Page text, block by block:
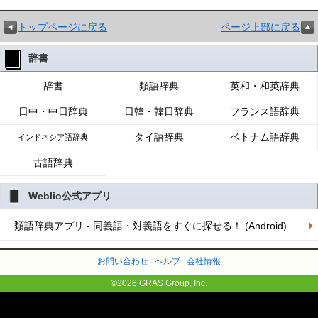
トップページに戻る ページ上部に戻る
辞書
辞書 類語辞典 英和・和英辞典
日中・中日辞典 日韓・韓日辞典 フランス語辞典
インドネシア語辞典 タイ語辞典 ベトナム語辞典
古語辞典
Weblio公式アプリ
類語辞典アプリ - 同義語・対義語をすぐに探せる！ (Android)
お問い合わせ ヘルプ 会社情報
©2026 GRAS Group, Inc.